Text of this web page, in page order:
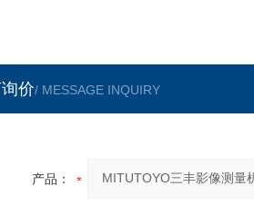
价/ MESSAGE INQUIRY
产品：